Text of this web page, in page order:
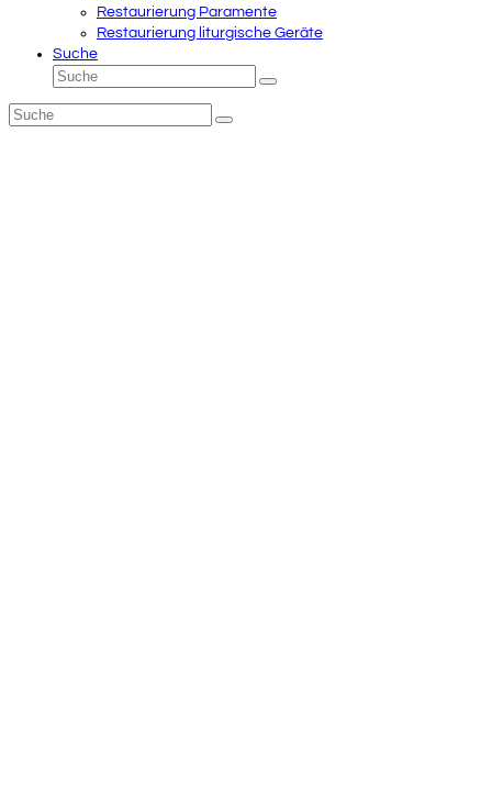
Restaurierung Paramente
Restaurierung liturgische Geräte
Suche
Suche
Senden
Suche
Senden